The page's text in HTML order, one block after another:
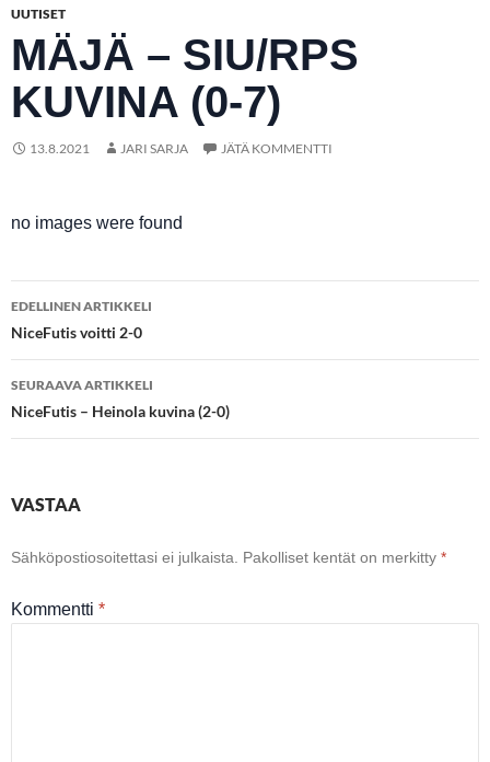
UUTISET
MÄJÄ – SIU/RPS
KUVINA (0-7)
13.8.2021 JARI SARJA JÄTÄ KOMMENTTI
no images were found
Artikkelien
selaus
EDELLINEN ARTIKKELI
NiceFutis voitti 2-0
SEURAAVA ARTIKKELI
NiceFutis – Heinola kuvina (2-0)
VASTAA
Sähköpostiosoitettasi ei julkaista. Pakolliset kentät on merkitty *
Kommentti *